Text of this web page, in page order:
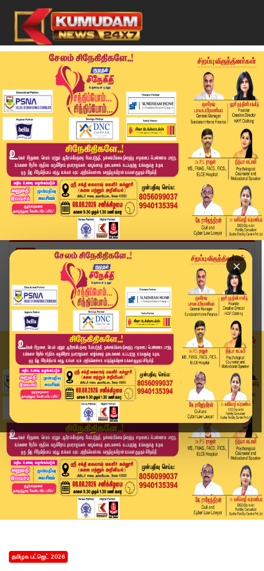
×
Home
தமிழக பட்ஜெட் 2026
நான்கு ஆண்டுகளாக அதே வாசிப்பு.. வெற்று காகித பட...
தமிழக பட்ஜெட் 2026